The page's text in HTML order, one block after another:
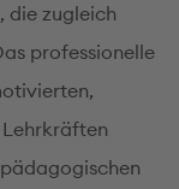
die zugleich
professionelle